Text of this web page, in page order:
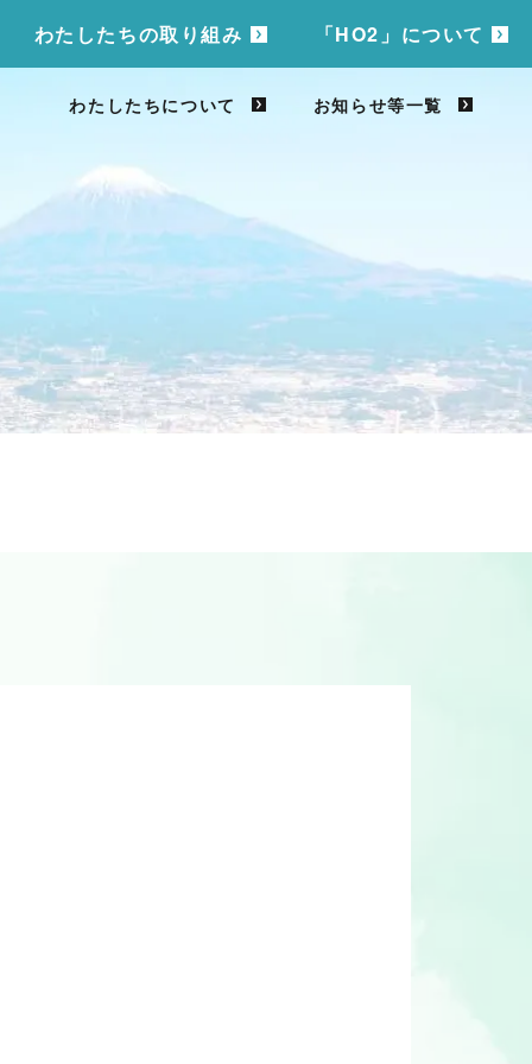
わたしたちの取り組み 「HO2」について
わたしたちについて お知らせ等一覧